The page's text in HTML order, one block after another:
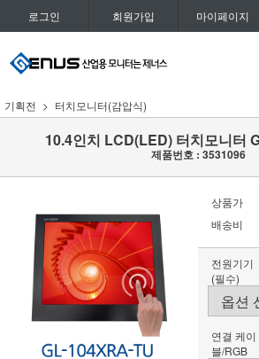
로그인 회원가입 마이페이지
기획전 터치모니터(감압식)
10.4인치 LCD(LED) 터치모니터
제품번호 : 3531096
상품가
배송비
전원기기
(필수)
연결 케이
블/RGB